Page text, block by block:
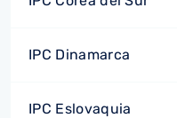
IPC Dinamarca
IPC Eslovaquia